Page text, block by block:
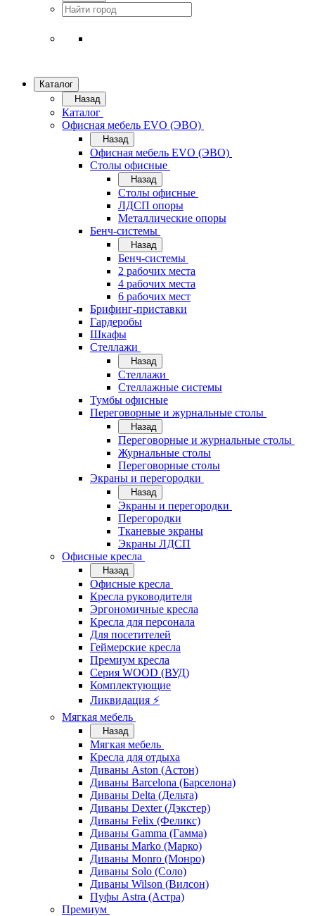
Каталог
Назад
Каталог
Офисная мебель EVO (ЭВО)
Назад
Офисная мебель EVO (ЭВО)
Cтолы офисные
Назад
Cтолы офисные
ЛДСП опоры
Металлические опоры
Бенч-системы
Назад
Бенч-системы
2 рабочих места
4 рабочих места
6 рабочих мест
Брифинг-приставки
Гардеробы
Шкафы
Стеллажи
Назад
Стеллажи
Стеллажные системы
Тумбы офисные
Переговорные и журнальные столы
Назад
Переговорные и журнальные столы
Журнальные столы
Переговорные столы
Экраны и перегородки
Назад
Экраны и перегородки
Перегородки
Тканевые экраны
Экраны ЛДСП
Офисные кресла
Назад
Офисные кресла
Кресла руководителя
Эргономичные кресла
Кресла для персонала
Для посетителей
Геймерские кресла
Премиум кресла
Серия WOOD (ВУД)
Комплектующие
Ликвидация ⚡
Мягкая мебель
Назад
Мягкая мебель
Кресла для отдыха
Диваны Aston (Астон)
Диваны Barcelona (Барселона)
Диваны Delta (Дельта)
Диваны Dexter (Дэкстер)
Диваны Felix (Феликс)
Диваны Gamma (Гамма)
Диваны Marko (Марко)
Диваны Monro (Монро)
Диваны Solo (Соло)
Диваны Wilson (Вилсон)
Пуфы Astra (Астра)
Премиум